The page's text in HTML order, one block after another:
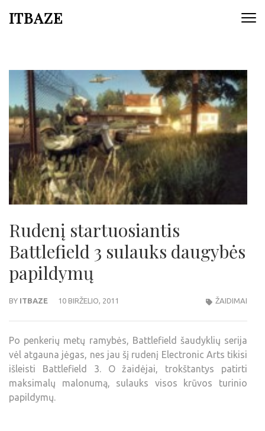
ITBAZE
Rudenį startuosiantis
Battlefield 3 sulauks daugybės
papildymų
BY ITBAZE 10 BIRŽELIO, 2011 ŽAIDIMAI
Po penkerių metų ramybės, Battlefield šaudyklių serija
vėl atgauna jėgas, nes jau šį rudenį Electronic Arts tikisi
išleisti Battlefield 3. O žaidėjai, trokštantys patirti
maksimalų malonumą, sulauks visos krūvos turinio
papildymų.